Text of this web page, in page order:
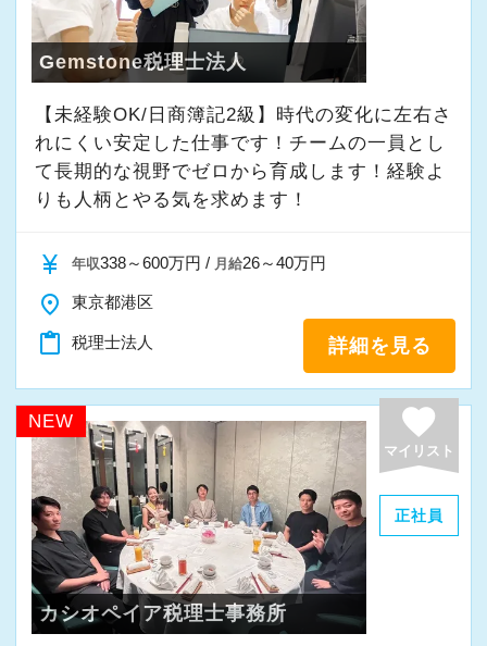
～事業の発展に寄与するために、公正で健全な
会計・税務を通じて、貢献できる価値を提供
し、人生豊かで幸せになるための力となること
～
当事務所では、経営者やそこで働く社員の皆さ
まがより良い未来を実現できるよう、日々業務
に取り組んでいます。
を感じながら、安心して長く働ける事務所であ
りたいと考えています。
私たちと一緒に成長しながら働いてみません
か。
ご応募をお待ちしております！
Gemstone税理士法人
【未経験OK/日商簿記2級】時代の変化に左右さ
れにくい安定した仕事です！チームの一員とし
て⻑期的な視野でゼロから育成します！経験よ
りも人柄とやる気を求めます！
currency_yen 年収338～600万円 / 月給26～40万円
place 東京都港区
content_paste 税理士法人 詳細を見る
NEW favorite
マイリスト
正社員
カシオペイア税理士事務所